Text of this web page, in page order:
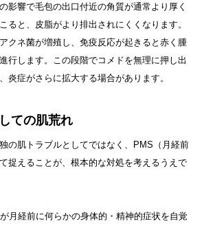
影響で毛包の出口付近の角質が通常より厚く
ると、皮脂がより排出されにくくなります。
クネ菌が増殖し、免疫反応が起きると赤く腫
行します。この段階でコメドを無理に押し出
炎症がさらに拡大する場合があります。
ての肌荒れ
の肌トラブルとしてではなく、PMS（月経前
捉えることが、根本的な対処を考えるうえで
月経前に何らかの身体的・精神的症状を自覚